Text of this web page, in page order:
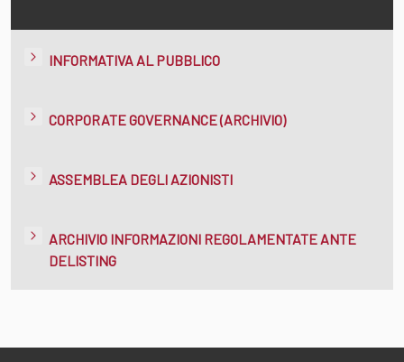
INFORMATIVA AL PUBBLICO
CORPORATE GOVERNANCE (ARCHIVIO)
ASSEMBLEA DEGLI AZIONISTI
ARCHIVIO INFORMAZIONI REGOLAMENTATE ANTE
DELISTING